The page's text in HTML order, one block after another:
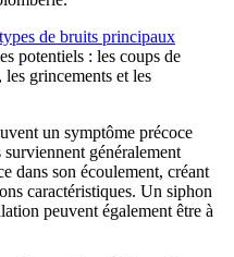
de bruits principaux
potentiels : les coups de
grincements et les
un symptôme précoce
généralement
dans son écoulement, créant
caractéristiques. Un siphon
peuvent également être à